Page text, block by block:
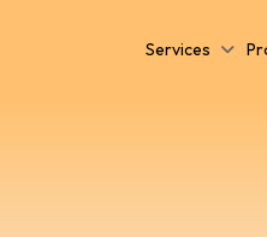
Services